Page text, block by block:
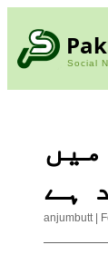
Social
ہے
anjumbutt|